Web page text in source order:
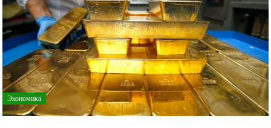
рекламные
ролики
и
презентации.
Экономика